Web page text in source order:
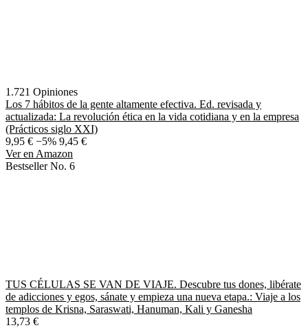
1.721 Opiniones
Los 7 hábitos de la gente altamente efectiva. Ed. revisada y
actualizada: La revolución ética en la vida cotidiana y en la empresa
(Prácticos siglo XXI)
9,95 € −5% 9,45 €
Ver en Amazon
Bestseller No. 6
TUS CÉLULAS SE VAN DE VIAJE. Descubre tus dones, libérate
de adicciones y egos, sánate y empieza una nueva etapa.: Viaje a los
templos de Krisna, Saraswati, Hanuman, Kali y Ganesha
13,73 €